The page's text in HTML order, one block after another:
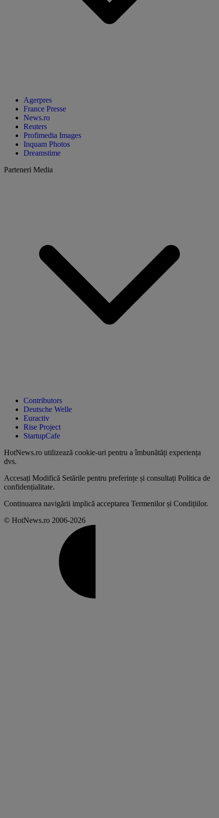
Agerpres
France Presse
News.ro
Reuters
Profimedia Images
Inquam Photos
Dreamstime
Parteneri Media
Contributors
Deutsche Welle
Euractiv
Rise Project
StartupCafe
HotNews.ro utilizează cookie-uri pentru a îmbunătăți experiența
dvs.
Accesați Modifică Setările pentru preferințe și consultați Politica de
confidențialitate.
Continuarea navigării implică acceptarea Termenilor și Condițiilor.
© HotNews.ro 2006-2026